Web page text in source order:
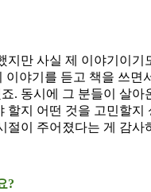
만 사실 제 이야기이
야기를 듣고 책을 쓰
. 동시에 그 분들이 살
지 어떤 것을 고민할
이 주어졌다는 게 감
?